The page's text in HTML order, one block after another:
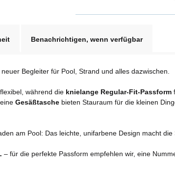
Benachrichtigen, wenn verfügbar
Begleiter für Pool, Strand und alles dazwischen.
während die knielange Regular-Fit-Passform
Gesäßtasche bieten Stauraum für die kleinen
am Pool: Das leichte, unifarbene Design macht
– für die perfekte Passform empfehlen wir, eine